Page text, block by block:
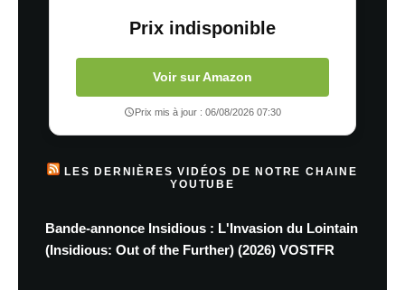
Prix indisponible
Voir sur Amazon
Prix mis à jour : 06/08/2026 07:30
LES DERNIÈRES VIDÉOS DE NOTRE CHAINE
YOUTUBE
Bande-annonce Insidious : L'Invasion du Lointain
(Insidious: Out of the Further) (2026) VOSTFR